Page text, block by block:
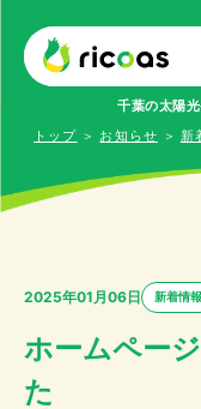
千葉の太陽
トップ ＞ お知らせ ＞ 新
2025年01月06日 新着情報
ホームペー
た